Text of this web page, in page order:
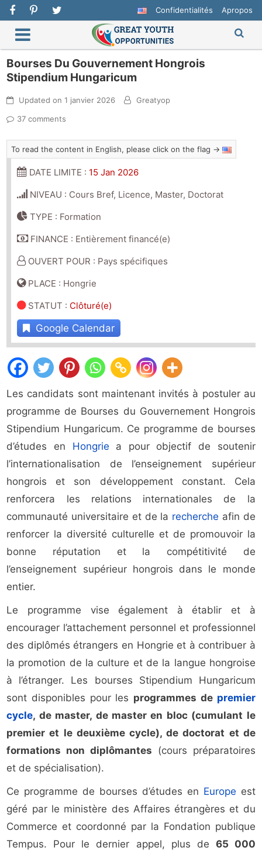
Confidentialités Apropos
Bourses Du Gouvernement Hongrois
Stipendium Hungaricum
Updated on1 janvier 2026
Greatyop
37 comments
To read the content in English, please click on the flag →
DATE LIMITE : 15 Jan 2026
NIVEAU : Cours Bref, Licence, Master, Doctorat
TYPE : Formation
FINANCE : Entièrement financé(e)
OUVERT POUR : Pays spécifiques
PLACE : Hongrie
STATUT : Clôturé(e)
Google Calendar
Les candidats sont maintenant invités à postuler au
programme de Bourses du Gouvernement Hongrois
Stipendium Hungaricum. Ce programme de bourses
d’études en Hongrie a pour objectif de soutenir
l’internationalisation de l’enseignement supérieur
hongrois et son développement constant. Cela
renforcera les relations internationales de la
communauté universitaire et de la recherche afin de
renforcer la diversité culturelle et de promouvoir la
bonne réputation et la compétitivité de
l’enseignement supérieur hongrois dans le monde
entier.
Le programme vise également à établir et à
encourager l’attachement personnel et professionnel
des diplômés étrangers en Hongrie et à contribuer à
la promotion de la culture et de la langue hongroise
à l’étranger. Les bourses Stipendium Hungaricum
sont disponibles pour les programmes de premier
cycle, de master, de master en bloc (cumulant le
premier et le deuxième cycle), de doctorat et de
formations non diplômantes (cours préparatoires
et de spécialisation).
Ce programme de bourses d’études en Europe est
géré par le ministère des Affaires étrangères et du
Commerce et coordonné par la Fondation publique
Tempus. Pour le dernier appel, plus de 65 000